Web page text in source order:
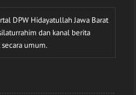
DPW Hidayatullah Jawa Barat
dan kanal berita
umum.